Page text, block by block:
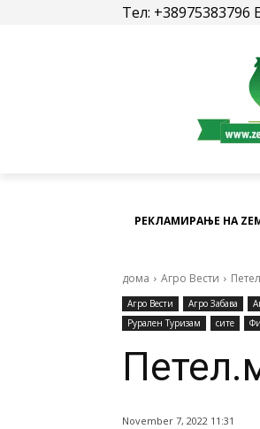
Тел: +38975383796
РЕКЛАМИРАЊЕ НА
дома Агро Вести
Агро Вести Агро Забава
Рурален Туризам
сите
November 7, 2022 11:31